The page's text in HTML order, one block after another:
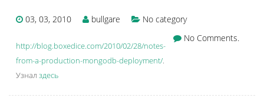
03, 03, 2010 bullgare
No category
No Comments.
http://blog.boxedice.com/2010/02/28/notes-
from-a-production-mongodb-deployment/.
Узнал здесь